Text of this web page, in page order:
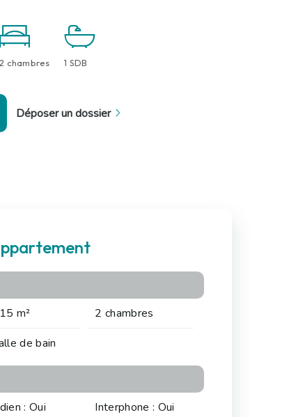
2 chambres 1 SDB
Déposer un dossier
m²
2 chambres
de bain
: Oui Interphone : Oui